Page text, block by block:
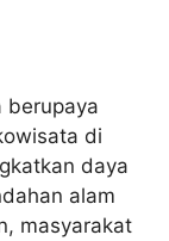
berupaya
di
daya
alam
masyarakat